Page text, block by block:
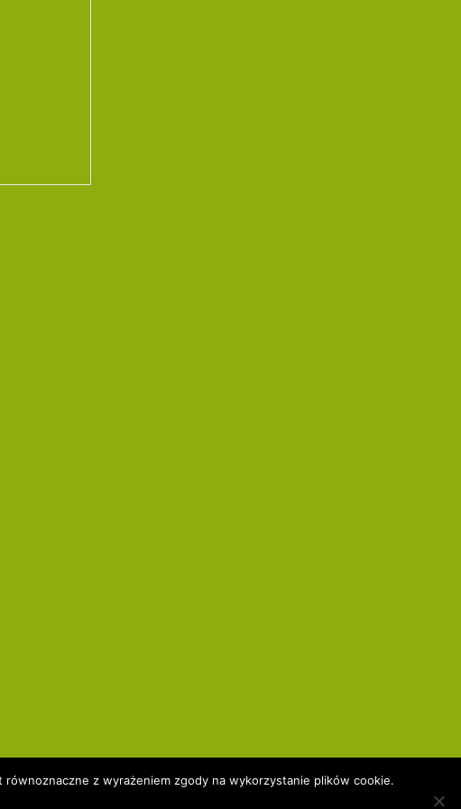
z wyrażeniem zgody na wykorzystanie plików cookie.